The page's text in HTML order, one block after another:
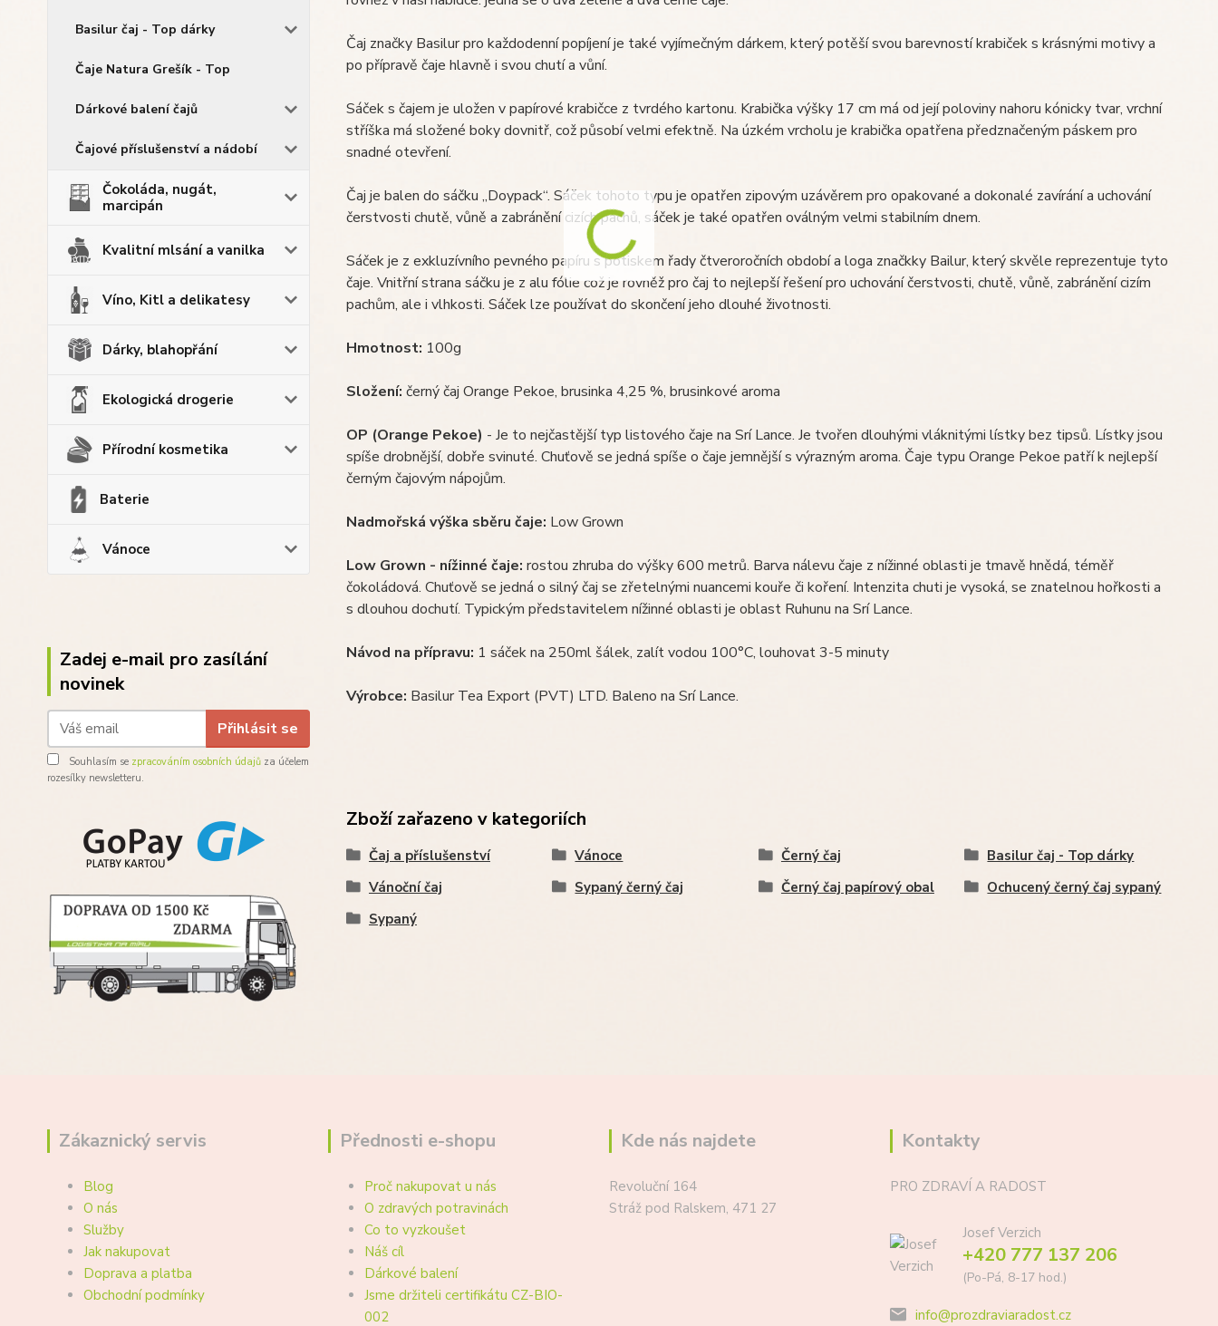
Basilur čaj - Top dárky
Čaje Natura Grešík - Top
Dárkové balení čajů
Čajové příslušenství a nádobí
Čokoláda, nugát,
marcipán
Kvalitní mlsání a vanilka
Víno, Kitl a delikatesy
Dárky, blahopřání
Ekologická drogerie
Přírodní kosmetika
Baterie
Vánoce
Zadej e-mail pro zasílání
novinek
Přihlásit se
Souhlasím se zpracováním osobních údajů za účelem
rozesílky newsletteru.
Čaj značky Basilur pro každodenní popíjení je také vyjímečným dárkem, který potěší svou barevností krabiček s krásnými motivy a
po přípravě čaje hlavně i svou chutí a vůní.
Sáček s čajem je uložen v papírové krabičce z tvrdého kartonu. Krabička výšky 17 cm má od její poloviny nahoru kónicky tvar, vrchní
stříška má složené boky dovnitř, což působí velmi efektně. Na úzkém vrcholu je krabička opatřena předznačeným páskem pro
snadné otevření.
Čaj je balen do sáčku „Doypack“. Sáček tohoto typu je opatřen zipovým uzávěrem pro opakované a dokonalé zavírání a uchování
čerstvosti chutě, vůně a zabránění cizích pachů, sáček je také opatřen oválným velmi stabilním dnem.
Sáček je z exkluzívního pevného papíru s potiskem řady čtveroročních období a loga značkky Bailur, který skvěle reprezentuje tyto
čaje. Vnitřní strana sáčku je z alu fólie což je rovněž pro čaj to nejlepší řešení pro uchování čerstvosti, chutě, vůně, zabránění cizím
pachům, ale i vlhkosti. Sáček lze používat do skončení jeho dlouhé životnosti.
Hmotnost: 100g
Složení: černý čaj Orange Pekoe, brusinka 4,25 %, brusinkové aroma
OP (Orange Pekoe) - Je to nejčastější typ listového čaje na Srí Lance. Je tvořen dlouhými vláknitými lístky bez tipsů. Lístky jsou
spíše drobnější, dobře svinuté. Chuťově se jedná spíše o čaje jemnější s výrazným aroma. Čaje typu Orange Pekoe patří k nejlepší
černým čajovým nápojům.
Nadmořská výška sběru čaje: Low Grown
Low Grown - nížinné čaje: rostou zhruba do výšky 600 metrů. Barva nálevu čaje z nížinné oblasti je tmavě hnědá, téměř
čokoládová. Chuťově se jedná o silný čaj se zřetelnými nuancemi kouře či koření. Intenzita chuti je vysoká, se znatelnou hořkosti a
s dlouhou dochutí. Typickým představitelem nížinné oblasti je oblast Ruhunu na Srí Lance.
Návod na přípravu: 1 sáček na 250ml šálek, zalít vodou 100°C, louhovat 3-5 minuty
Výrobce: Basilur Tea Export (PVT) LTD. Baleno na Srí Lance.
Zboží zařazeno v kategoriích
Čaj a příslušenství Vánoce Černý čaj
Basilur čaj - Top dárky
Vánoční čaj
Sypaný černý čaj Černý čaj papírový obal
Ochucený černý čaj sypaný
Sypaný
Zákaznický servis
Blog
O nás
Služby
Jak nakupovat
Doprava a platba
Obchodní podmínky
Přednosti e-shopu
Proč nakupovat u nás
O zdravých potravinách
Co to vyzkoušet
Náš cíl
Dárkové balení
Jsme držiteli certifikátu CZ-BIO-
002
Kde nás najdete
Revoluční 164
Stráž pod Ralskem, 471 27
Kontakty
PRO ZDRAVÍ A RADOST
Josef Verzich
+420 777 137 206
(Po-Pá, 8-17 hod.)
info@prozdraviaradost.cz